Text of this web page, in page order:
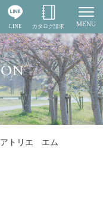
MENU
LINE カタログ請求
アトリエ エム